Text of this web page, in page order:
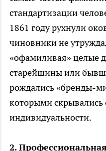
стандартизации
1861 году рухнули
чиновники не
«офамиливая» целые
старейшины или
рождались «бренды-
которыми скрывались
индивидуальности.
2.